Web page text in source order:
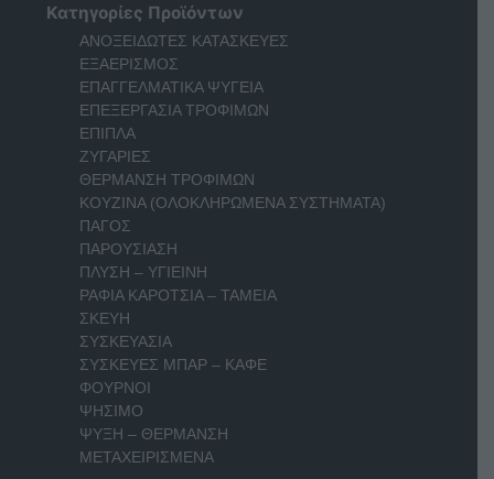
Κατηγορίες Προϊόντων
ΑΝΟΞΕΙΔΩΤΕΣ ΚΑΤΑΣΚΕΥΕΣ
ΕΞΑΕΡΙΣΜΟΣ
ΕΠΑΓΓΕΛΜΑΤΙΚΑ ΨΥΓΕΙΑ
ΕΠΕΞΕΡΓΑΣΙΑ ΤΡΟΦΙΜΩΝ
ΕΠΙΠΛΑ
ΖΥΓΑΡΙΕΣ
ΘΕΡΜΑΝΣΗ ΤΡΟΦΙΜΩΝ
ΚΟΥΖΙΝΑ (ΟΛΟΚΛΗΡΩΜΕΝΑ ΣΥΣΤΗΜΑΤΑ)
ΠΑΓΟΣ
ΠΑΡΟΥΣΙΑΣΗ
ΠΛΥΣΗ – ΥΓΙΕΙΝΗ
ΡΑΦΙΑ ΚΑΡΟΤΣΙΑ – ΤΑΜΕΙΑ
ΣΚΕΥΗ
ΣΥΣΚΕΥΑΣΙΑ
ΣΥΣΚΕΥΕΣ ΜΠΑΡ – ΚΑΦΕ
ΦΟΥΡΝΟΙ
ΨΗΣΙΜΟ
ΨΥΞΗ – ΘΕΡΜΑΝΣΗ
ΜΕΤΑΧΕΙΡΙΣΜΕΝΑ